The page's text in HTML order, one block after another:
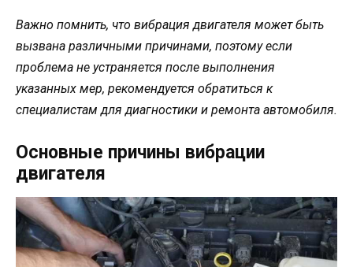
Важно помнить, что вибрация двигателя может быть
вызвана различными причинами, поэтому если
проблема не устраняется после выполнения
указанных мер, рекомендуется обратиться к
специалистам для диагностики и ремонта автомобиля.
Основные причины вибрации
двигателя